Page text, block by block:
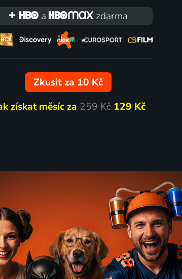
a zdarma
Zkusit za 10 Kč
získat měsíc za259 Kč 129 Kč